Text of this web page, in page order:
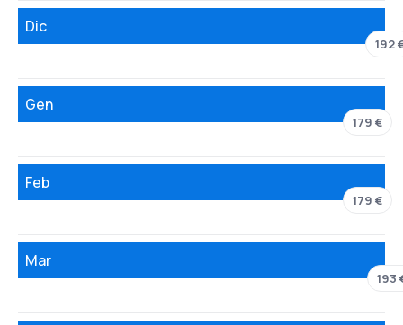
Dic
192
Gen
179 €
Feb
179 €
Mar
193